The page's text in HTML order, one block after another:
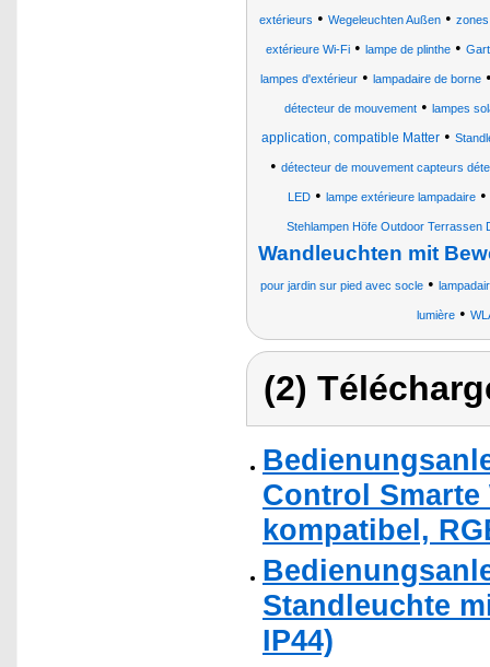
extérieurs • Wegeleuchten Außen •
extérieure Wi-Fi• lampe de plinthe•
lampes d'extérieur • lampadaire de borne
détecteur de mouvement • lampes
application, compatible Matter•
• détecteur de mouvement capteurs
LED• lampe extérieure lampadaire•
Stehlampen Höfe Outdoor Terrassen
Wandleuchten mit
pour jardin sur pied avec socle •
lumière •
(2)
Control Smarte
kompatibel,
Standleuchte
IP44)